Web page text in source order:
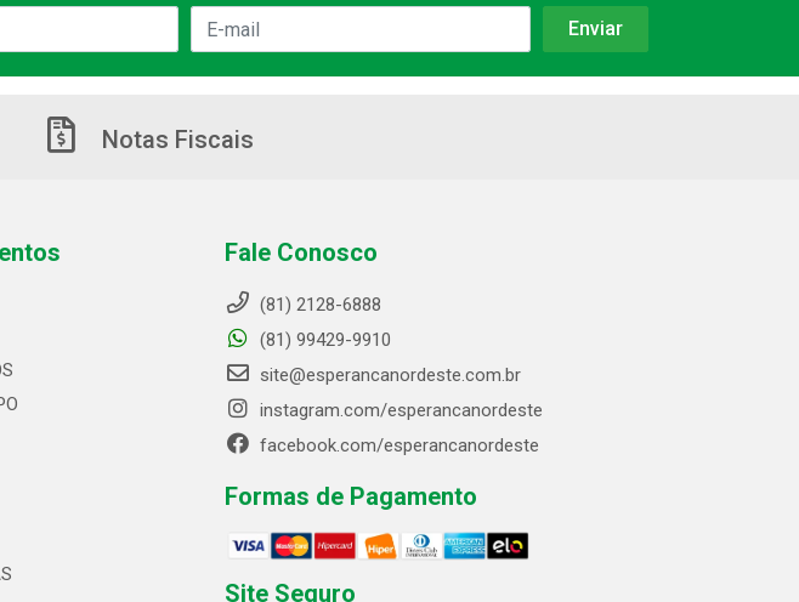
Notas Fiscais
Fale Conosco
(81) 2128-6888
(81) 99429-9910
site@esperancanordeste.com.br
instagram.com/esperancanordeste
facebook.com/esperancanordeste
Formas de Pagamento
Site Seguro